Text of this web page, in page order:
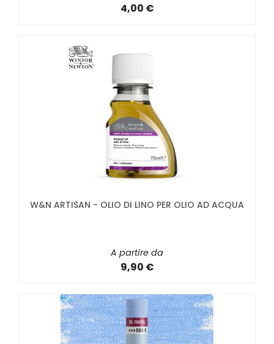
4,00 €
W&N ARTISAN - OLIO DI LINO PER OLIO AD ACQUA
A partire da
9,90 €